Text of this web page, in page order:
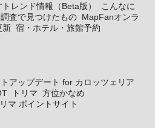
レンド情報（Beta版）
こんなに
査で見つけたもの MapFanオンラ
新 宿・ホテル・旅館予約
アップデート for カロッツェリア
トリマ 方位かなめ
リマ ポイントサイト